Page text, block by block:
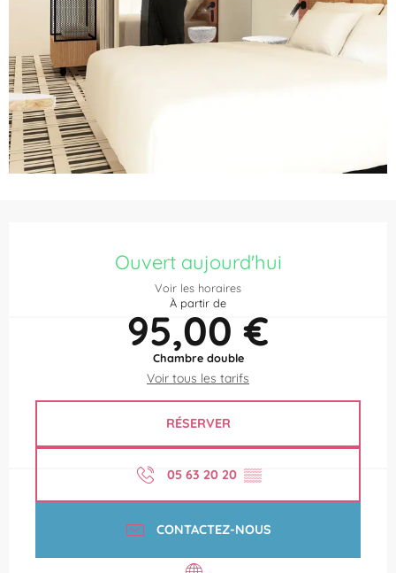
Ouvert aujourd'hui
Voir les horaires
À partir de
95,00 €
Chambre double
Voir tous les tarifs
RÉSERVER
05 63 20 20 ▒▒
CONTACTEZ-NOUS